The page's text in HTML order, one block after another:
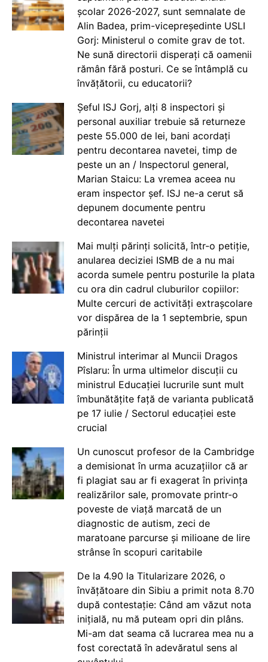
școlar 2026-2027, sunt semnalate de
Alin Badea, prim-vicepreședinte USLI
Gorj: Ministerul o comite grav de tot.
Ne sună directorii disperați că oamenii
rămân fără posturi. Ce se întâmplă cu
învățătorii, cu educatorii?
Șeful ISJ Gorj, alți 8 inspectori și
personal auxiliar trebuie să returneze
peste 55.000 de lei, bani acordați
pentru decontarea navetei, timp de
peste un an / Inspectorul general,
Marian Staicu: La vremea aceea nu
eram inspector șef. ISJ ne-a cerut să
depunem documente pentru
decontarea navetei
Mai mulți părinți solicită, într-o petiție,
anularea deciziei ISMB de a nu mai
acorda sumele pentru posturile la plata
cu ora din cadrul cluburilor copiilor:
Multe cercuri de activități extrașcolare
vor dispărea de la 1 septembrie, spun
părinții
Ministrul interimar al Muncii Dragos
Pîslaru: În urma ultimelor discuții cu
ministrul Educației lucrurile sunt mult
îmbunătățite față de varianta publicată
pe 17 iulie / Sectorul educației este
crucial
Un cunoscut profesor de la Cambridge
a demisionat în urma acuzațiilor că ar
fi plagiat sau ar fi exagerat în privința
realizărilor sale, promovate printr-o
poveste de viață marcată de un
diagnostic de autism, zeci de
maratoane parcurse și milioane de lire
strânse în scopuri caritabile
De la 4.90 la Titularizare 2026, o
învățătoare din Sibiu a primit nota 8.70
după contestație: Când am văzut nota
inițială, nu mă puteam opri din plâns.
Mi-am dat seama că lucrarea mea nu a
fost corectată în adevăratul sens al